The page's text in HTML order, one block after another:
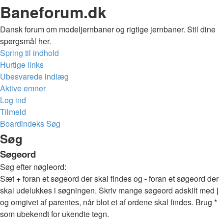
Baneforum.dk
Dansk forum om modeljernbaner og rigtige jernbaner. Stil dine
spørgsmål her.
Spring til indhold
Hurtige links
Ubesvarede indlæg
Aktive emner
Log ind
Tilmeld
BoardindeksSøg
Søg
Søgeord
Søg efter nøgleord:
Sæt +foran et søgeord der skal findes og -foran et søgeord der
skal udelukkes i søgningen. Skriv mange søgeord adskilt med |
og omgivet af parentes, når blot et af ordene skal findes. Brug *
som ubekendt for ukendte tegn.